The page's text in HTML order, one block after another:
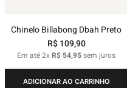
Chinelo Billabong Dbah Preto
R$ 109,90
Em até2xR$ 54,95sem juros
ADICIONAR AO CARRINHO